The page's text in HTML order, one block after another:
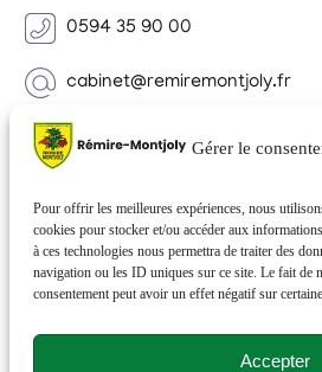
Gérer le
Pour offrir les meilleures expériences, nous
cookies pour stocker et/ou accéder aux
à ces technologies nous permettra de traiter des
navigation ou les ID uniques sur ce site. Le fait de
consentement peut avoir un effet négatif sur
Accepter
0594 35 90 00
cabinet@remiremontjoly.fr
Newsletter
nouvelles de votre commune.